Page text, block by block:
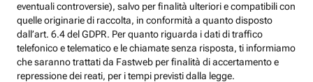
eventuali controversie), salvo per finalità ulteriori e compatibili con
quelle originarie di raccolta, in conformità a quanto disposto
dall’art. 6.4 del GDPR. Per quanto riguarda i dati di traffico
telefonico e telematico e le chiamate senza risposta, ti informiamo
che saranno trattati da Fastweb per finalità di accertamento e
repressione dei reati, per i tempi previsti dalla legge.